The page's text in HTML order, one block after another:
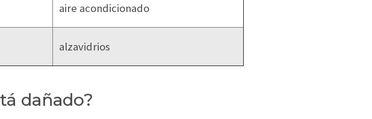
aire acondicionado
alzavidrios
dañado?